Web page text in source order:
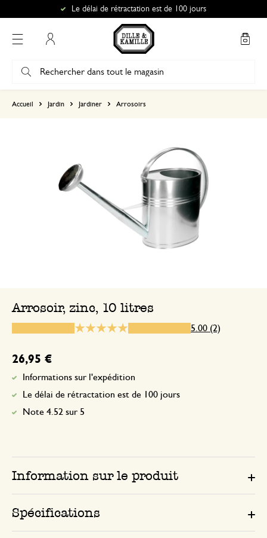
Le délai de rétractation est de 100 jours
Accueil Jardin Jardiner Arrosoirs
Arrosoir, zinc, 10 litres
5.00 (2)
26,95 €
Informations sur l'expédition
Le délai de rétractation est de 100 jours
Note 4.52 sur 5
Information sur le produit
Spécifications
Bonne qualité